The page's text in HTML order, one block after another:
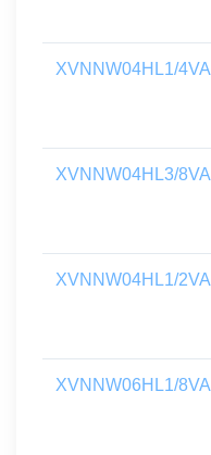
XVNNW04HL1/4VA
XVNNW04HL3/8VA
XVNNW04HL1/2VA
XVNNW06HL1/8VA